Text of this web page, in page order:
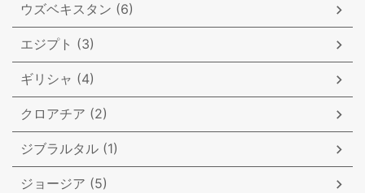
ウズベキスタン (6)
エジプト (3)
ギリシャ (4)
クロアチア (2)
ジブラルタル (1)
ジョージア (5)